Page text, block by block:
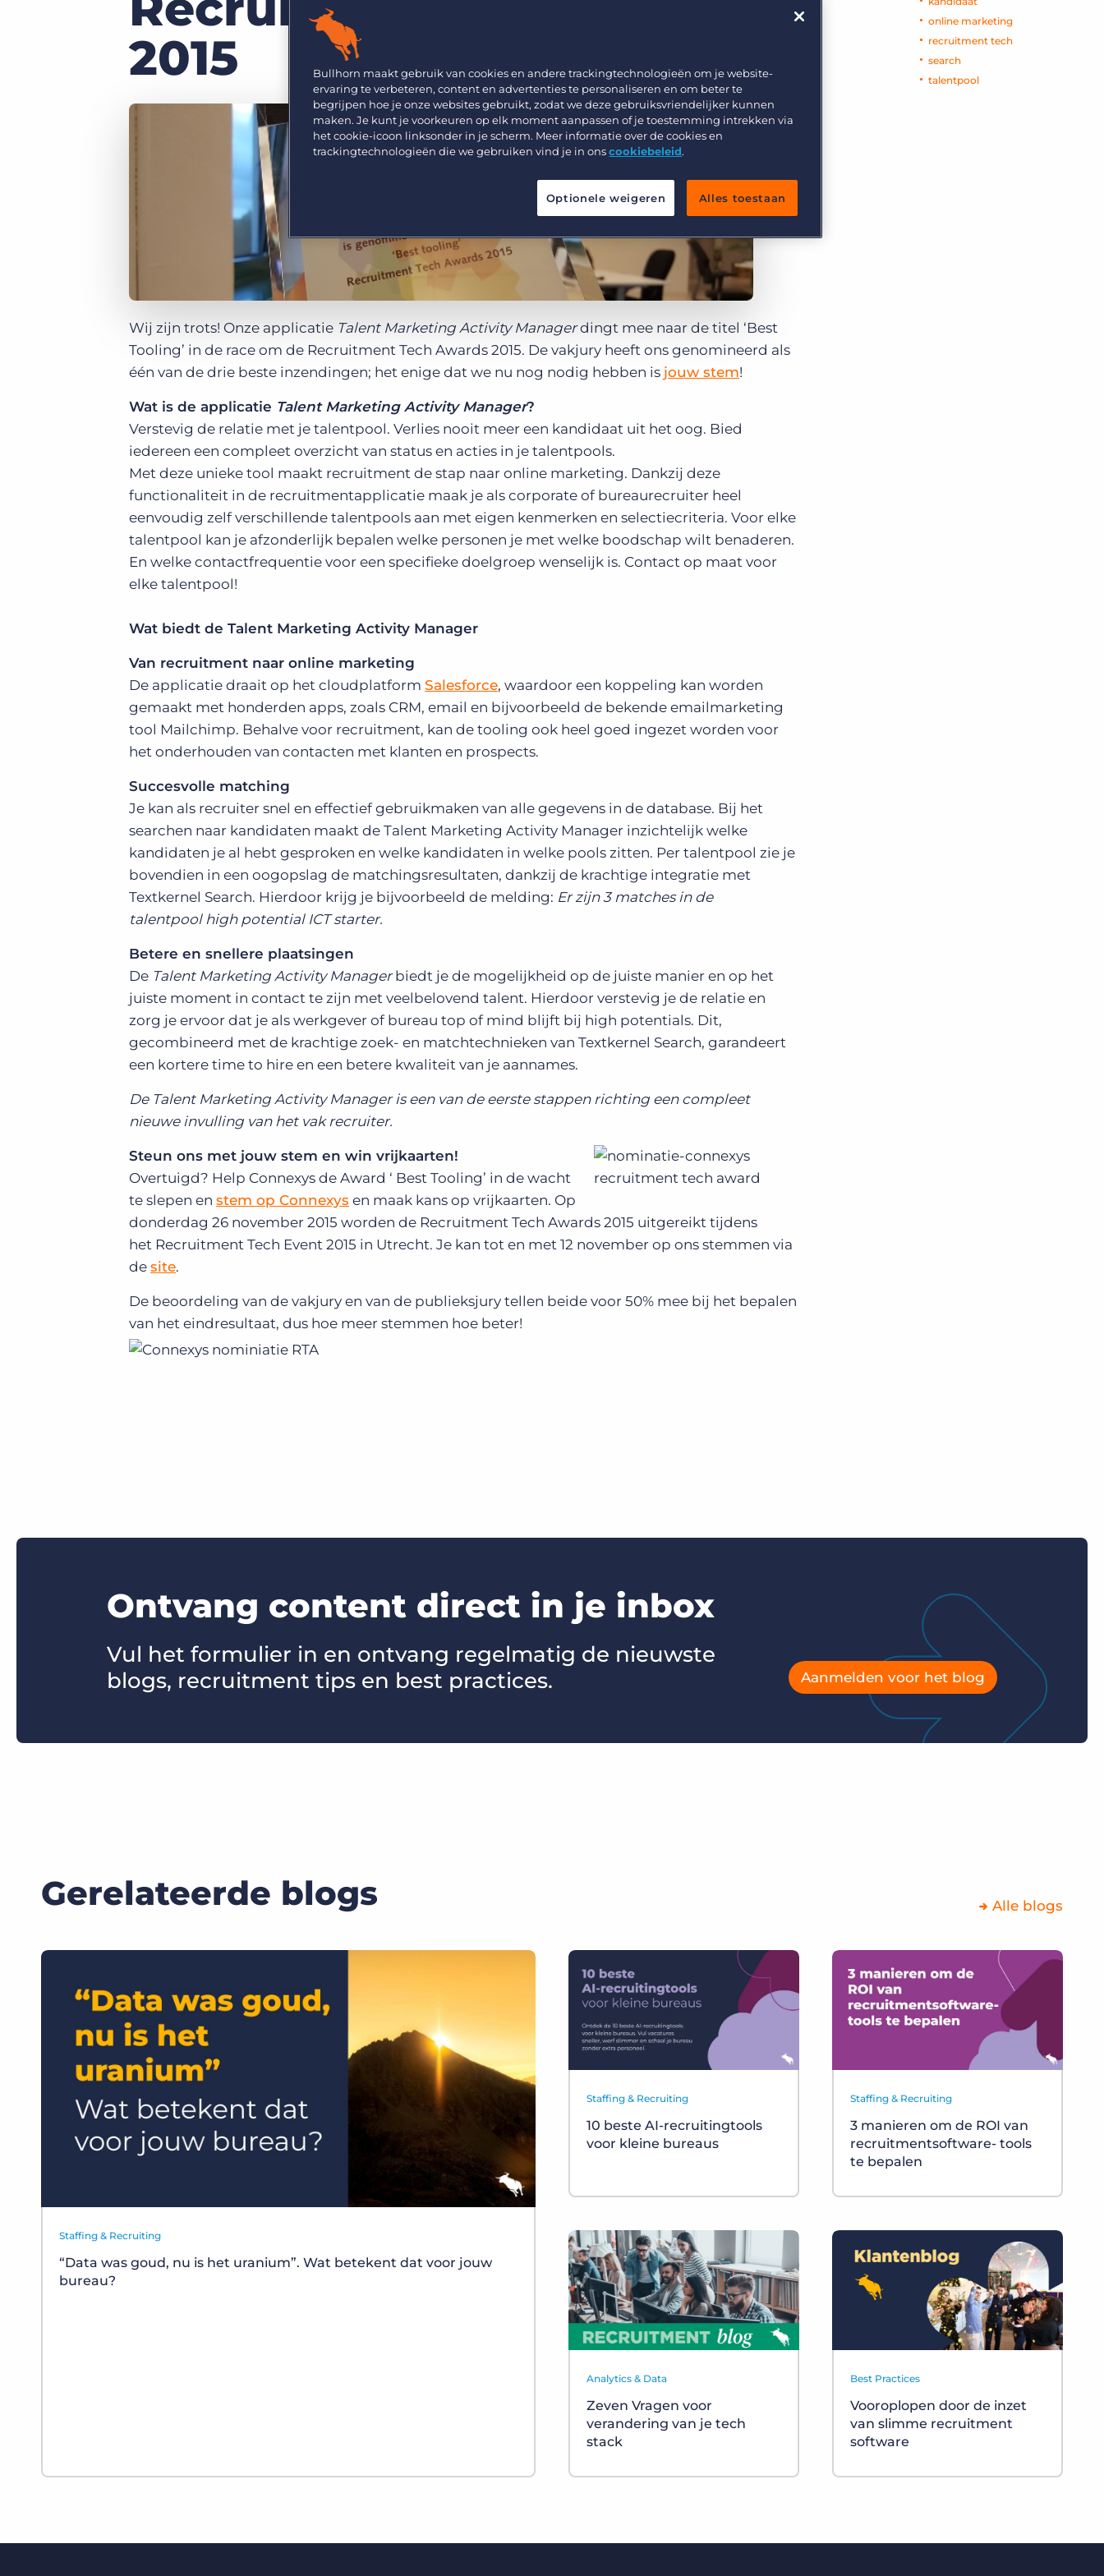
Bullhorn Platform
Bullhorn Recruitment Cloud
Werving & Selectie
Zorg
Executive Search
Ontdek wat recruiters vinden van de nieuwste
trends op het gebied van werving en selectie.
Developer & API Documentatie
Kies uit een breed aanbod aan oplossingen om je
bedrijfsresultaat te maximaliseren.
Bullhorn Ventures2015
Wij zijn trots! Onze applicatie Talent Marketing Activity Managerdingt mee naar de titel ‘Best
Tooling’ in de race om de Recruitment Tech Awards 2015. De vakjury heeft ons genomineerd als
één van de drie beste inzendingen; het enige dat we nu nog nodig hebben is jouw stem!
Wat is de applicatie Talent Marketing Activity Manager?
Verstevig de relatie met je talentpool. Verlies nooit meer een kandidaat uit het oog. Bied
iedereen een compleet overzicht van status en acties in je talentpools.
Met deze unieke tool maakt recruitment de stap naar online marketing. Dankzij deze
functionaliteit in de recruitmentapplicatie maak je als corporate of bureaurecruiter heel
eenvoudig zelf verschillende talentpools aan met eigen kenmerken en selectiecriteria. Voor elke
talentpool kan je afzonderlijk bepalen welke personen je met welke boodschap wilt benaderen.
En welke contactfrequentie voor een specifieke doelgroep wenselijk is. Contact op maat voor
elke talentpool!
Wat biedt de Talent Marketing Activity Manager
Van recruitment naar online marketing
De applicatie draait op het cloudplatform Salesforce, waardoor een koppeling kan worden
gemaakt met honderden apps, zoals CRM, email en bijvoorbeeld de bekende emailmarketing
tool Mailchimp. Behalve voor recruitment, kan de tooling ook heel goed ingezet worden voor
het onderhouden van contacten met klanten en prospects.
Succesvolle matching
Je kan als recruiter snel en effectief gebruikmaken van alle gegevens in de database. Bij het
searchen naar kandidaten maakt de Talent Marketing Activity Manager inzichtelijk welke
kandidaten je al hebt gesproken en welke kandidaten in welke pools zitten. Per talentpool zie je
bovendien in een oogopslag de matchingsresultaten, dankzij de krachtige integratie met
Textkernel Search. Hierdoor krijg je bijvoorbeeld de melding: Er zijn 3 matches in de
talentpool high potential ICT starter.
Betere en snellere plaatsingen
De Talent Marketing Activity Managerbiedt je de mogelijkheid op de juiste manier en op het
juiste moment in contact te zijn met veelbelovend talent. Hierdoor verstevig je de relatie en
zorg je ervoor dat je als werkgever of bureau top of mind blijft bij high potentials. Dit,
gecombineerd met de krachtige zoek- en matchtechnieken van Textkernel Search, garandeert
een kortere time to hire en een betere kwaliteit van je aannames.
De Talent Marketing Activity Manager is een van de eerste stappen richting een compleet
nieuwe invulling van het vak recruiter.
Steun ons met jouw stem en win vrijkaarten!
Overtuigd? Help Connexys de Award ‘ Best Tooling’ in de wacht
te slepen en stem op Connexys en maak kans op vrijkaarten. Op
donderdag 26 november 2015 worden de Recruitment Tech Awards 2015 uitgereikt tijdens
het Recruitment Tech Event 2015 in Utrecht. Je kan tot en met 12 november op ons stemmen via
de site.
De beoordeling van de vakjury en van de publieksjury tellen beide voor 50% mee bij het bepalen
van het eindresultaat, dus hoe meer stemmen hoe beter!
online marketing
recruitment tech
search
talentpool
Ontvang content direct in je inbox
Vul het formulier in en ontvang regelmatig de nieuwste
blogs, recruitment tips en best practices.
Aanmelden voor het blog
Gerelateerde blogs Alle blogs
Staffing & Recruiting
“Data was goud, nu is het uranium”. Wat betekent dat voor jouw
bureau?
Staffing & Recruiting
10 beste AI-recruitingtools
voor kleine bureaus
Staffing & Recruiting
3 manieren om de ROI van
recruitmentsoftware- tools
te bepalen
Analytics & Data
Zeven Vragen voor
verandering van je tech
stack
Best Practices
Vooroplopen door de inzet
van slimme recruitment
software
Bullhorn maakt gebruik van cookies en andere trackingtechnologieën om je website-
ervaring te verbeteren, content en advertenties te personaliseren en om beter te
begrijpen hoe je onze websites gebruikt, zodat we deze gebruiksvriendelijker kunnen
maken. Je kunt je voorkeuren op elk moment aanpassen of je toestemming intrekken via
het cookie-icoon linksonder in je scherm. Meer informatie over de cookies en
trackingtechnologieën die we gebruiken vind je in onscookiebeleid.
Optionele weigeren Alles toestaan